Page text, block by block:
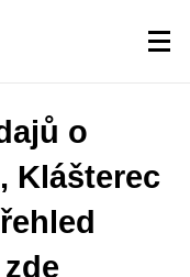
o
Klášterec